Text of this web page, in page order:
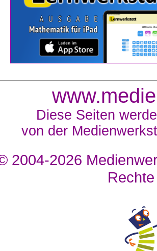
Diese Seiten
von der
2004-2026